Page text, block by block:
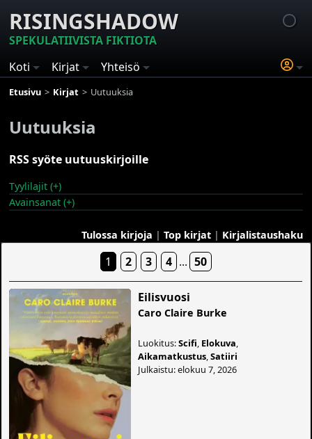
RISINGSHADOW
SPEKULATIIVISTA FIKTIOTA
Koti
Kirjat Yhteisö
Etusivu Kirjat Uutuuksia
Uutuuksia
RSS syöte uutuuskirjoille
Tyylilajit (+)
Avainsanat (+)
Tulossa kirjoja | Top kirjat| Kirjalistaushaku
1 2 3 4 ... 50
Eilisvuosi
Caro Claire Burke
Luokitus:Scifi Elokuva
Aikamatkustus ,Satiiri
Julkaistu: elokuu 7, 2026